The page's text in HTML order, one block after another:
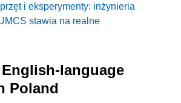
i eksperymenty: inżynieria
stawia na realne
language
Poland